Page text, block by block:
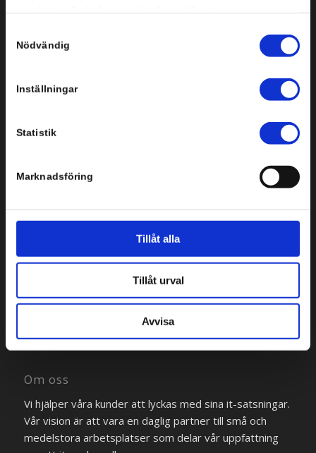
Nödvändig
Inställningar
Statistik
Marknadsföring
Tillåt alla
Tillåt urval
Avvisa
Svenska Infobyte AB
151 72 Södertälje
111 30 Stockholm
Om oss
Vi hjälper våra kunder att lyckas med sina it-satsningar.
Vår vision är att vara en daglig partner till små och
medelstora arbetsplatser som delar vår uppfattning